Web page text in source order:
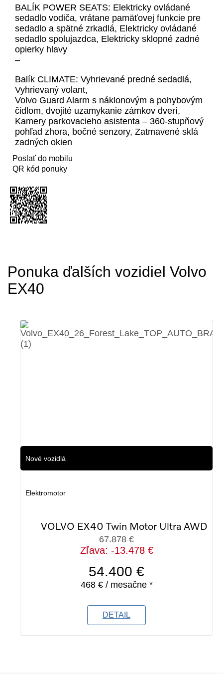
BALÍK POWER SEATS: Elektricky ovládané
sedadlo vodiča, vrátane pamäťovej funkcie pre
sedadlo a spätné zrkadlá, Elektricky ovládané
sedadlo spolujazdca, Elektricky sklopné zadné
opierky hlavy
–
Balík CLIMATE: Vyhrievané predné sedadlá,
Vyhrievaný volant,
Volvo Guard Alarm s náklonovým a pohybovým
čidlom, dvojité uzamykanie zámkov dverí,
Kamery parkovacieho asistenta – 360-stupňový
pohľad zhora, bočné senzory, Zatmavené sklá
zadných okien
Poslať do mobilu
QR kód ponuky
Ponuka ďalších vozidiel Volvo
EX40
Nové vozidlá
Elektromotor
VOLVO EX40 Twin Motor Ultra AWD
67.878 €
Zľava: -13.478 €
54.400 €
468 € / mesačne *
DETAIL